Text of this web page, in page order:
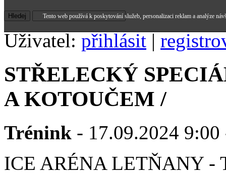
Uživatel: přihlásit |
STŘELECKÝ
A KOTOUČEM /
Trénink - 17.09.2024 9:00
ICE ARÉNA LETŇANY -
Tento web používá k poskytování služeb, personalizaci reklam a analýze